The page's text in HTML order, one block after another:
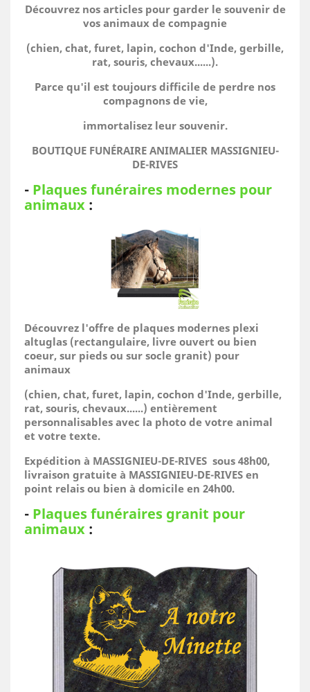
Découvrez nos articles pour garder le souvenir de
vos animaux de compagnie
(chien, chat, furet, lapin, cochon d'Inde, gerbille,
rat, souris, chevaux......).
Parce qu'il est toujours difficile de perdre nos
compagnons de vie,
immortalisez leur souvenir.
BOUTIQUE FUNÉRAIRE ANIMALIER MASSIGNIEU-
DE-RIVES
- Plaques funéraires modernes pour
animaux :
Découvrez l'offre de plaques modernes plexi
altuglas (rectangulaire, livre ouvert ou bien
coeur, sur pieds ou sur socle granit) pour
animaux
(chien, chat, furet, lapin, cochon d'Inde, gerbille,
rat, souris, chevaux......) entièrement
personnalisables avec la photo de votre animal
et votre texte.
Expédition à MASSIGNIEU-DE-RIVES sous 48h00,
livraison gratuite à MASSIGNIEU-DE-RIVES en
point relais ou bien à domicile en 24h00.
- Plaques funéraires granit pour
animaux :